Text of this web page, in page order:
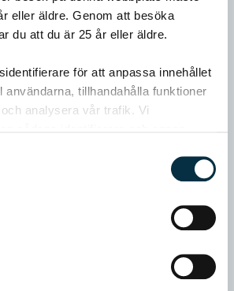
eller äldre. Genom att besöka
du att du är 25 år eller äldre.
för att anpassa innehållet
användarna, tillhandahålla funktioner
analysera vår trafik. Vi
som vi samarbetar med.
kombinera informationen med annan
har tillhandahållit eller som de har
använt deras tjänster.